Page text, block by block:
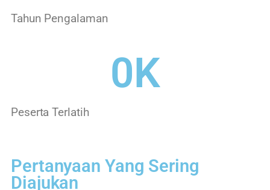
Tahun Pengalaman
0K
Peserta Terlatih
Pertanyaan Yang Sering
Diajukan